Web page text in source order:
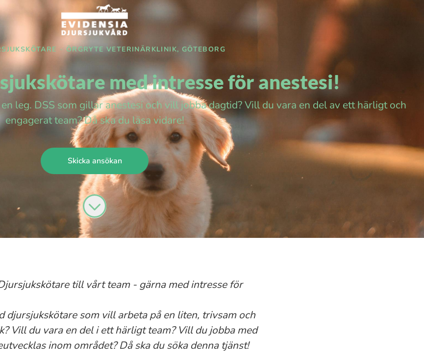
· ÖRGRYTE VETERINÄRKLINIK, GÖTEBORG
med intresse för anestesi!
leg. DSS som gillar anestesi och vill jobba dagtid? Vill du vara en del av ett härligt och
engagerat team? Då ska du läsa vidare!
Skicka ansökan
till vårt team - gärna med intresse för
djursjukskötare som vill arbeta på en liten, trivsam och
Vill du vara en del i ett härligt team? Vill du jobba med
inom området? Då ska du söka denna tjänst!